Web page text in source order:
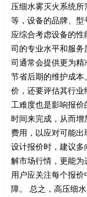
压细水雾灭火系统
等，设备的品牌、型
应综合考虑设备的
司的专业水平和服
司通常会提供更为
节省后期的维护成
价，还要评估其行
工难度也是影响报
时间来完成，从而
费用，以应对可能
设计报价时，建议多
解市场行情，更能为
用户应关注每个报
障。 总之，高压细